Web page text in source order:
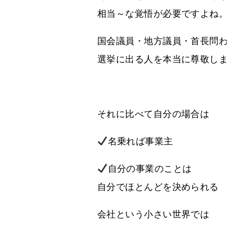
相当～な覚悟が必要ですよね。
国会議員・地方議員・首長問
選挙に出る人を本当に尊敬しま
それに比べて自分の場合は
名乗れば事業主
自分の事業のことは
自分でほとんどを決められる
会社という小さい世界では